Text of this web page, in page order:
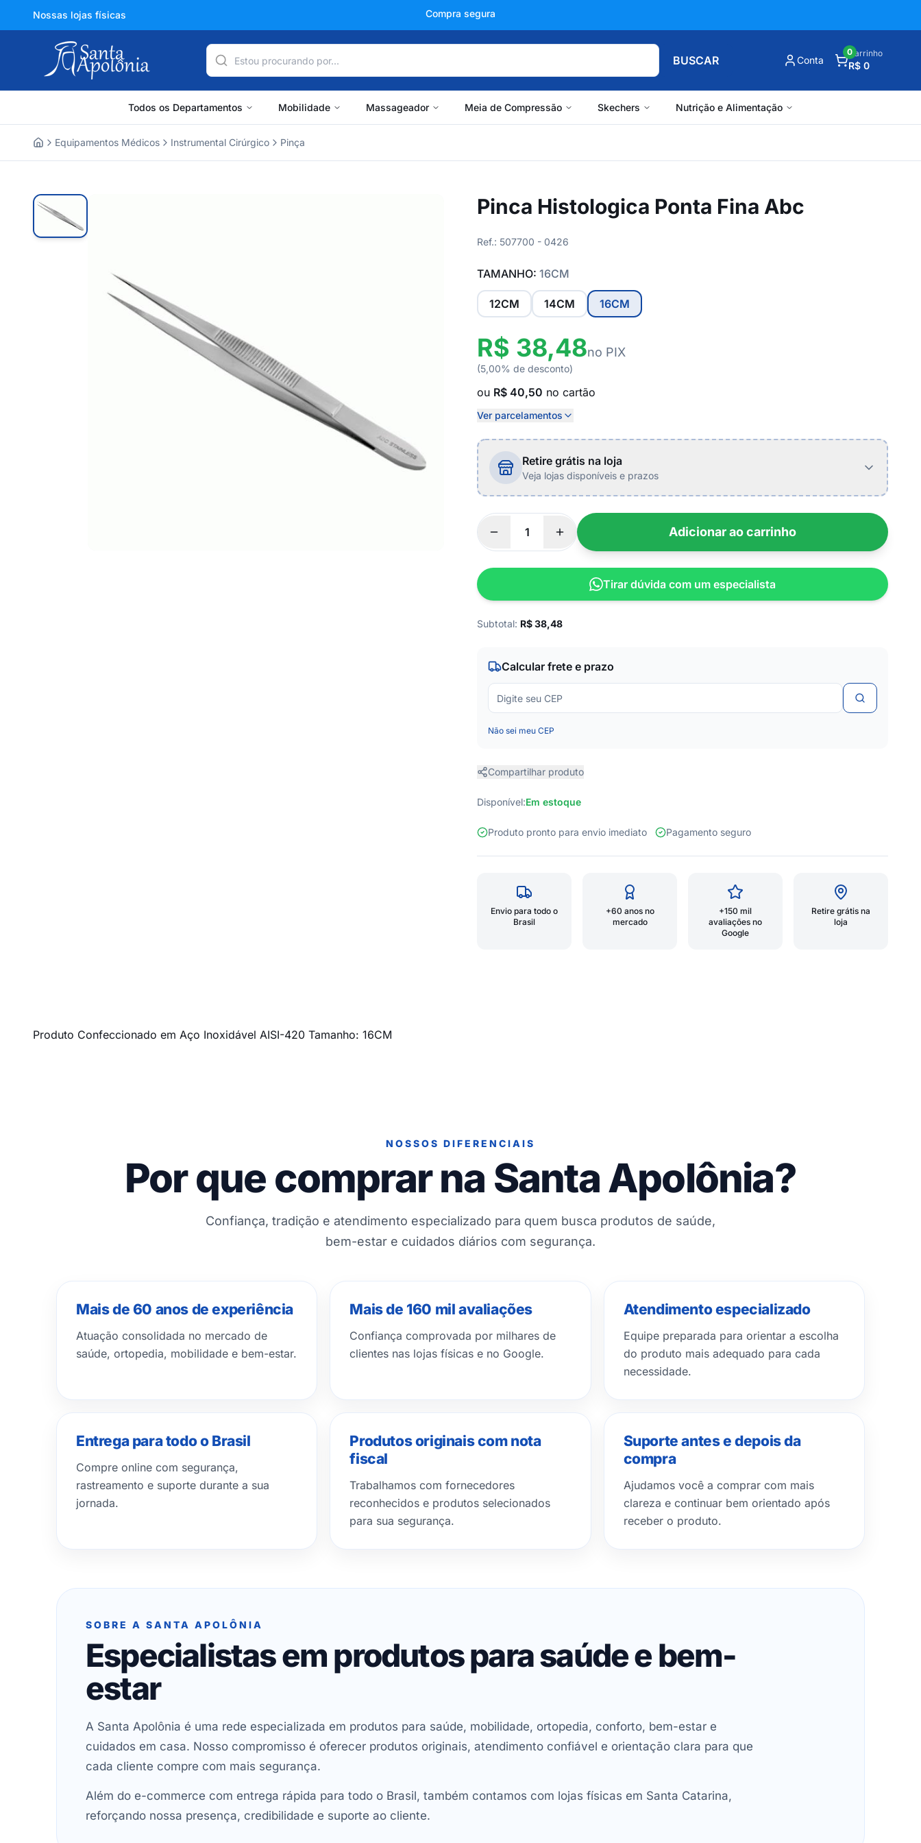
Nossas lojas físicas +150 mil avaliações
BUSCAR Conta
Carrinho
R$ 0
0
Todos os Departamentos Mobilidade Massageador Meia de Compressão Skechers Nutrição e Alimentação
Equipamentos Médicos Instrumental Cirúrgico Pinça
Pinca Histologica Ponta Fina Abc
Ref.: 507700 - 0426
TAMANHO: 16CM
12CM 14CM 16CM
R$ 38,48no PIX
(5,00% de desconto)
ou R$ 40,50 no cartão
Ver parcelamentos
Retire grátis na loja
Veja lojas disponíveis e prazos
Adicionar ao carrinho
Tirar dúvida com um especialista
Subtotal: R$38,48
Calcular frete e prazo
Não sei meu CEP
Compartilhar produto
Disponível:Em estoque
Produto pronto para envio imediato Pagamento seguro
Envio para todo o
Brasil
+60 anos no
mercado
+150 mil
avaliações no
Google
Retire grátis na
loja
Produto Confeccionado em Aço Inoxidável AISI-420 Tamanho: 16CM
NOSSOS DIFERENCIAIS
Por que comprar na Santa Apolônia?
Confiança, tradição e atendimento especializado para quem busca produtos de saúde,
bem-estar e cuidados diários com segurança.
Mais de 60 anos de experiência
Atuação consolidada no mercado de
saúde, ortopedia, mobilidade e bem-estar.
Mais de 160 mil avaliações
Confiança comprovada por milhares de
clientes nas lojas físicas e no Google.
Atendimento especializado
Equipe preparada para orientar a escolha
do produto mais adequado para cada
necessidade.
Entrega para todo o Brasil
Compre online com segurança,
rastreamento e suporte durante a sua
jornada.
Produtos originais com nota
fiscal
Trabalhamos com fornecedores
reconhecidos e produtos selecionados
para sua segurança.
Suporte antes e depois da
compra
Ajudamos você a comprar com mais
clareza e continuar bem orientado após
receber o produto.
SOBRE A SANTA APOLÔNIA
Especialistas em produtos para saúde e bem-
estar
A Santa Apolônia é uma rede especializada em produtos para saúde, mobilidade, ortopedia, conforto, bem-estar e
cuidados em casa. Nosso compromisso é oferecer produtos originais, atendimento confiável e orientação clara para que
cada cliente compre com mais segurança.
Além do e-commerce com entrega rápida para todo o Brasil, também contamos com lojas físicas em Santa Catarina,
reforçando nossa presença, credibilidade e suporte ao cliente.